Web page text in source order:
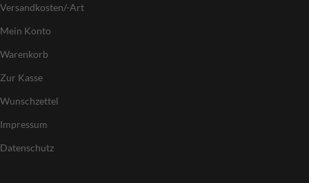
Versandkosten/-Art
Mein Konto
Warenkorb
Zur Kasse
Wunschzettel
Impressum
Datenschutz